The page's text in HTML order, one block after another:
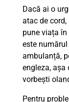
Dacă ai o
atac de
pune viața
este
ambulanță,
engleza, așa
vorbești
Pentru